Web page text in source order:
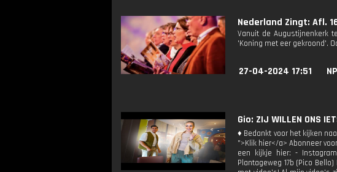
Nederland Zingt: Afl.
Vanuit de Augustijnenkerk
'Koning met eer gekroond'.
27-04-2024 17:51
Gio: ZIJ WILLEN ONS
♦ Bedankt voor het kijken
">Klik hier</a> Abonneer
een kijkje hier: -
Plantageweg 17b (Pico